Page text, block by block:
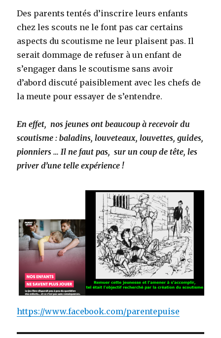
Des parents tentés d’inscrire leurs enfants
chez les scouts ne le font pas car certains
aspects du scoutisme ne leur plaisent pas. Il
serait dommage de refuser à un enfant de
s’engager dans le scoutisme sans avoir
d’abord discuté paisiblement avec les chefs de
la meute pour essayer de s’entendre.
En effet, nos jeunes ont beaucoup à recevoir du
scoutisme : baladins, louveteaux, louvettes, guides,
pionniers … Il ne faut pas, sur un coup de tête, les
priver d’une telle expérience !
https://www.facebook.com/parentepuise